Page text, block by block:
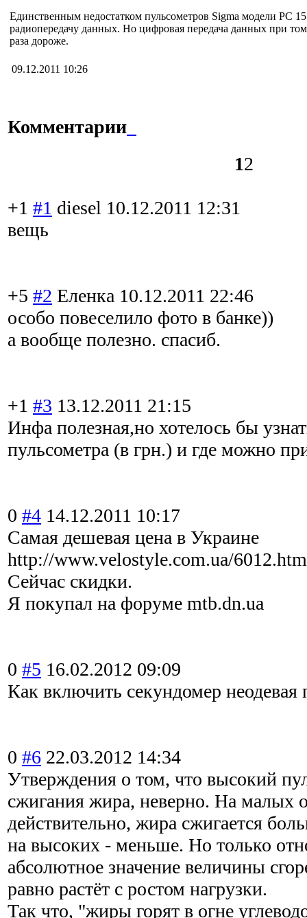
Единственным недостатком пульсометров Sigma модели PC
радиопередачу данных. Но цифровая передача данных при
раза дороже.
09.12.2011 10:26
Комментарии
12
+1 #1 diesel 10.12.2011 12:31
вещь
+5 #2 Еленка 10.12.2011 22:46
особо повеселило фото в банке))
а вообще полезно. спасиб.
+1 #3 13.12.2011 21:15
Инфа полезная,но хотелось бы
пульсометра (в грн.) и где можно
0 #4 14.12.2011 10:17
Самая дешевая цена в Украине
http://www.velostyle.com.ua/
Сейчас скидки.
Я покупал на форуме mtb.dn.ua
0 #5 16.02.2012 09:09
Как включить секундомер неодевая
0 #6 22.03.2012 14:34
Утверждения о том, что высокий
сжигания жира, неверно. На малых
действительно, жира сжигается
на высоких - меньше. Но только
абсолютное значение величины
равно растёт с ростом нагрузки.
Так что, "жиры горят в огне